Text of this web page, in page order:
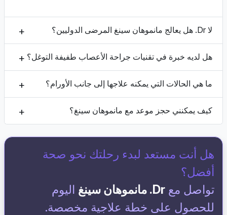
لا Dr. هل يعالج مانموهان سينغ المرضى الدوليين؟
هل لديه خبرة في تقنيات جراحة الأعصاب طفيفة التوغل؟
ما هي الحالات التي يمكنه علاجها إلى جانب الأورام؟
كيف يمكنني حجز موعد مع مانموهان سينغ؟
هل أنت مستعد لبدء رحلتك نحو صحة
أفضل؟
تواصل مع Dr. مانموهان سينغ
اليوم
للحصول على خطة علاجية مخصصة.